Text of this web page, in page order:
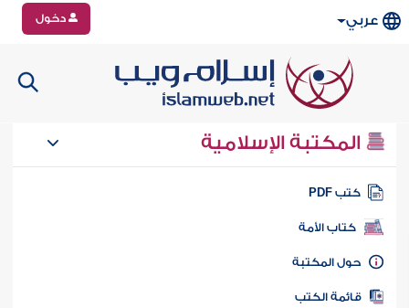
عربي دخول
المكتبة الإسلامية
كتب PDF
كتاب الأمة
المكتبة